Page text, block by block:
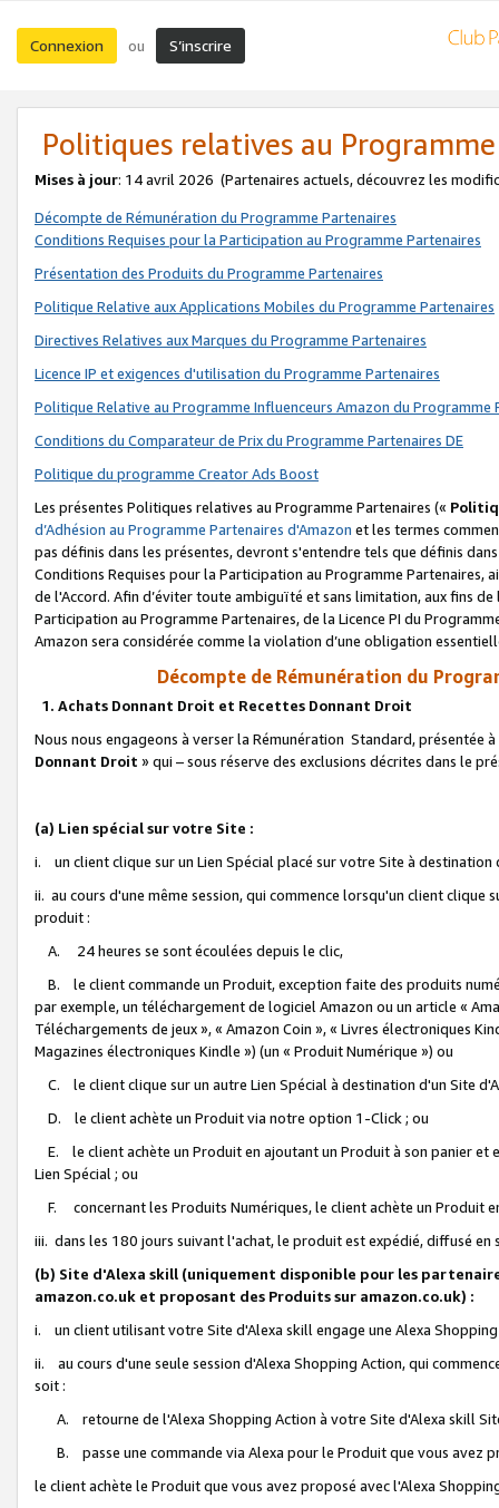
Connexion ou S’inscrire
Politiques relatives au
Mises à jour: 14 avril 2026 (Partenaires actuels, découvrez les
Décompte de Rémunération du Programme Partenaires
Conditions Requises pour la Participation au Programme Partenaires
Présentation des Produits du Programme Partenaires
Politique Relative aux Applications Mobiles du Programme Partenaires
Directives Relatives aux Marques du Programme Partenaires
Licence IP et exigences d'utilisation du Programme Partenaires
Politique Relative au Programme Influenceurs Amazon du Programme
Conditions du Comparateur de Prix du Programme Partenaires DE
Politique du programme Creator Ads Boost
Les présentes Politiques relatives au Programme Partenaires («
d’Adhésion au Programme Partenaires d'Amazon et les termes
pas définis dans les présentes, devront s'entendre tels que définis
Conditions Requises pour la Participation au Programme Partenaires,
de l'Accord. Afin d’éviter toute ambiguïté et sans limitation, aux fins
Participation au Programme Partenaires, de la Licence PI du
Amazon sera considérée comme la violation d’une obligation
Décompte de Rémunération du
1. Achats Donnant Droit et Recettes Donnant Droit
Nous nous engageons à verser la Rémunération Standard, présentée
Donnant Droit » qui – sous réserve des exclusions décrites dans le
(a) Lien spécial sur votre Site :
i. un client clique sur un Lien Spécial placé sur votre Site à destination
ii. au cours d'une même session, qui commence lorsqu'un client
produit :
A. 24 heures se sont écoulées depuis le clic,
B. le client commande un Produit, exception faite des produits
par exemple, un téléchargement de logiciel Amazon ou un article «
Téléchargements de jeux », « Amazon Coin », « Livres électroniques
Magazines électroniques Kindle ») (un « Produit Numérique ») ou
C. le client clique sur un autre Lien Spécial à destination d'un Site
D. le client achète un Produit via notre option 1-Click ; ou
E. le client achète un Produit en ajoutant un Produit à son panier et
Lien Spécial ; ou
F. concernant les Produits Numériques, le client achète un Produit
iii. dans les 180 jours suivant l'achat, le produit est expédié, diffusé
(b) Site d'Alexa skill (uniquement disponible pour les
amazon.co.uk et proposant des Produits sur amazon.co.uk) :
i. un client utilisant votre Site d'Alexa skill engage une Alexa
ii. au cours d'une seule session d'Alexa Shopping Action, qui
soit :
A. retourne de l'Alexa Shopping Action à votre Site d'Alexa skill
B. passe une commande via Alexa pour le Produit que vous avez
le client achète le Produit que vous avez proposé avec l'Alexa